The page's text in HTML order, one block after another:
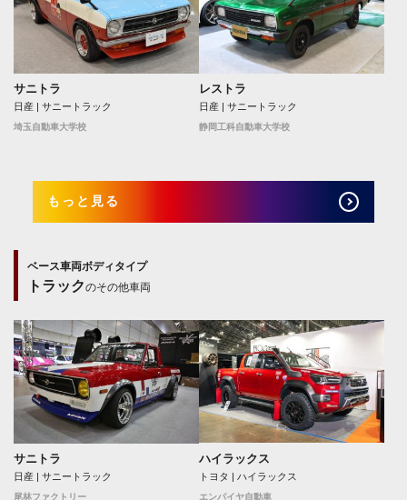
サニトラ
日産 | サニートラック
埼玉自動車大学校
レストラ
日産 | サニートラック
静岡工科自動車大学校
もっと見る
ベース車両ボディタイプ
トラックのその他車両
サニトラ
日産 | サニートラック
尾林ファクトリー
ハイラックス
トヨタ | ハイラックス
エンパイヤ自動車